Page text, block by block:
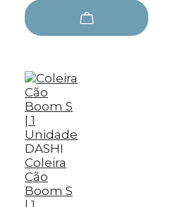
DASHI
Coleira
Cão
Boom S